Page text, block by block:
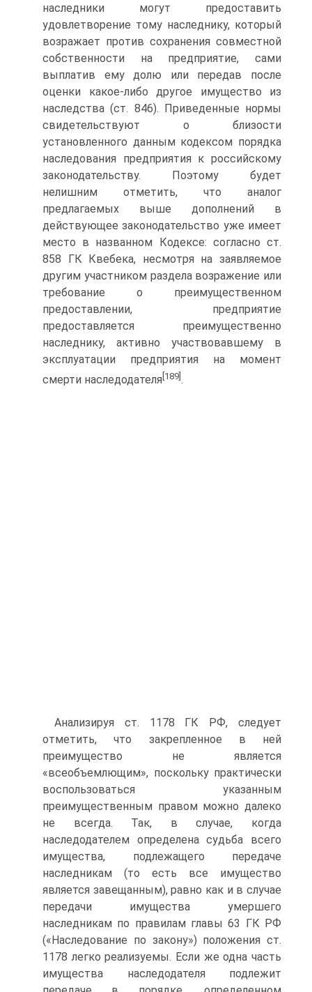
наследники могут предоставить
удовлетворение тому наследнику, который
возражает против сохранения совместной
собственности на предприятие, сами
выплатив ему долю или передав после
оценки какое-либо другое имущество из
наследства (ст. 846). Приведенные нормы
свидетельствуют о близости
установленного данным кодексом порядка
наследования предприятия к российскому
законодательству. Поэтому будет
нелишним отметить, что аналог
предлагаемых выше дополнений в
действующее законодательство уже имеет
место в названном Кодексе: согласно ст.
858 ГК Квебека, несмотря на заявляемое
другим участником раздела возражение или
требование о преимущественном
предоставлении, предприятие
предоставляется преимущественно
наследнику, активно участвовавшему в
эксплуатации предприятия на момент
смерти наследодателя [189] .
Анализируя ст. 1178 ГК РФ, следует
отметить, что закрепленное в ней
преимущество не является
«всеобъемлющим», поскольку практически
воспользоваться указанным
преимущественным правом можно далеко
не всегда. Так, в случае, когда
наследодателем определена судьба всего
имущества, подлежащего передаче
наследникам (то есть все имущество
является завещанным), равно как и в случае
передачи имущества умершего
наследникам по правилам главы 63 ГК РФ
(«Наследование по закону») положения ст.
1178 легко реализуемы. Если же одна часть
имущества наследодателя подлежит